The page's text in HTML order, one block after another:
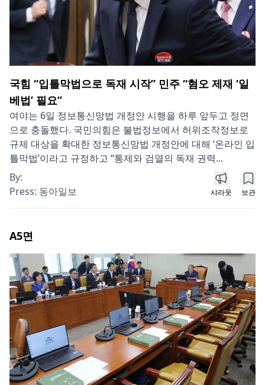
국힘 “입틀막법으로 독재 시작” 민주 “혐오 제재 ‘일
베법’ 필요”
여야는 6일 정보통신망법 개정안 시행을 하루 앞두고 정면
으로 충돌했다. 국민의힘은 불법정보에서 허위조작정보로
규제 대상을 확대한 정보통신망법 개정안에 대해 ‘온라인 입
틀막법’이라고 규정하고 “통제와 검열의 독재 권력...
By:
Press: 동아일보 샤라웃 보관
A5면